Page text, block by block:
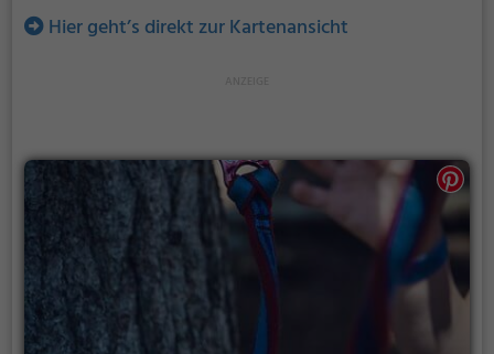
Hier geht’s direkt zur Kartenansicht